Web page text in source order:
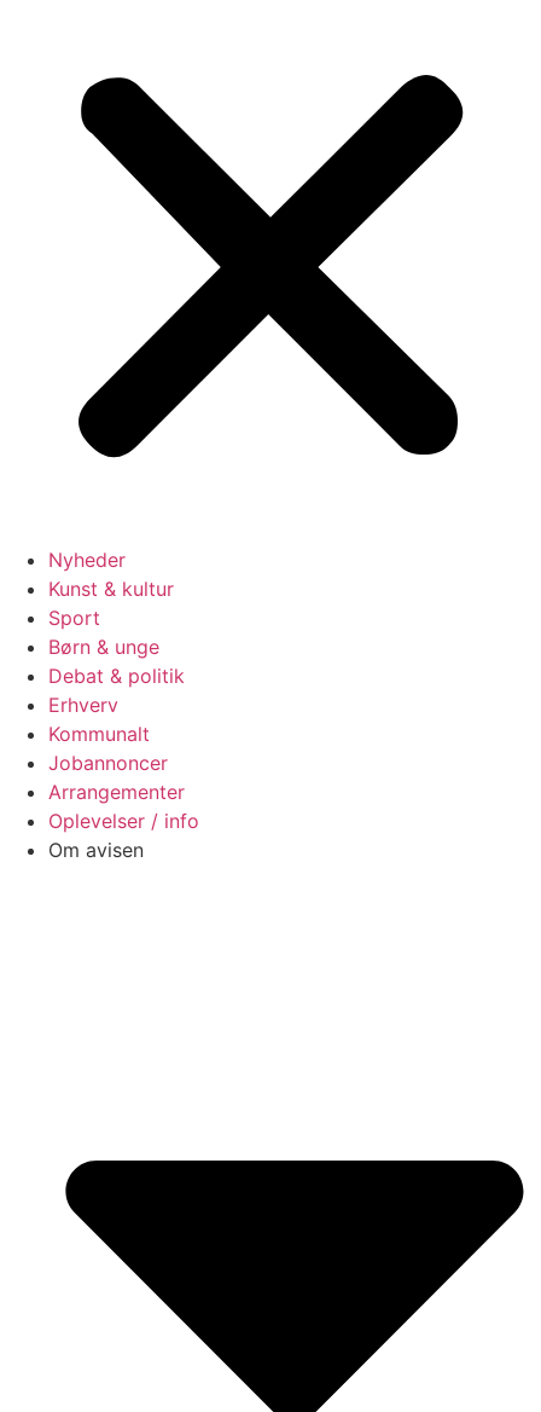
Nyheder
Kunst & kultur
Sport
Børn & unge
Debat & politik
Erhverv
Kommunalt
Jobannoncer
Arrangementer
Oplevelser / info
Om avisen